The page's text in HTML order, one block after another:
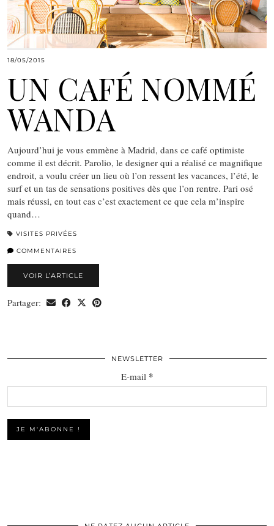
18/05/2015
UN CAFÉ NOMMÉ
WANDA
Aujourd’hui je vous emmène à Madrid, dans ce café optimiste
comme il est décrit. Parolio, le designer qui a réalisé ce magnifique
endroit, a voulu créer un lieu où l’on ressent les vacances, l’été, le
surf et un tas de sensations positives dès que l’on rentre. Pari osé
mais réussi, en tout cas c’est exactement ce que cela m’inspire
quand…
VISITES PRIVÉES
COMMENTAIRES
VOIR L’ARTICLE
Partager:
NEWSLETTER
E-mail *